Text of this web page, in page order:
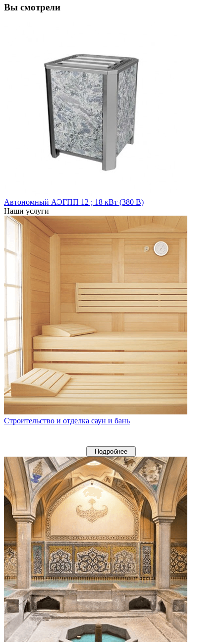
Вы смотрели
Автономный АЭГПП 12 ; 18 кВт (380 В)
Наши услуги
Строительство и отделка саун и бань
Подробнее